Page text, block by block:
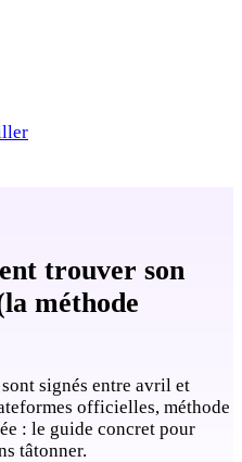
trouver son
méthode
signés entre avril et
officielles, méthode
: le guide concret pour
tâtonner.